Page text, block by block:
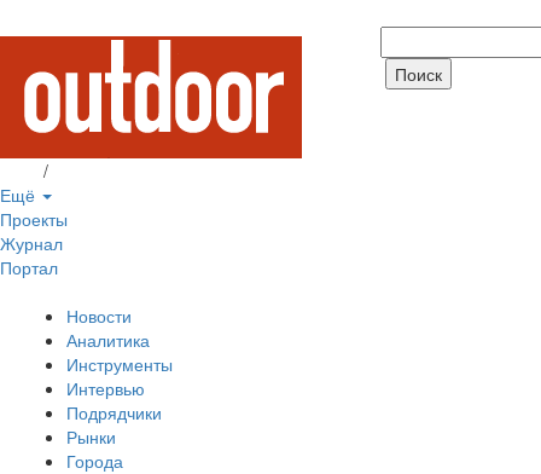
/
Ещё
Проекты
Журнал
Портал
Новости
Аналитика
Инструменты
Интервью
Подрядчики
Рынки
Города